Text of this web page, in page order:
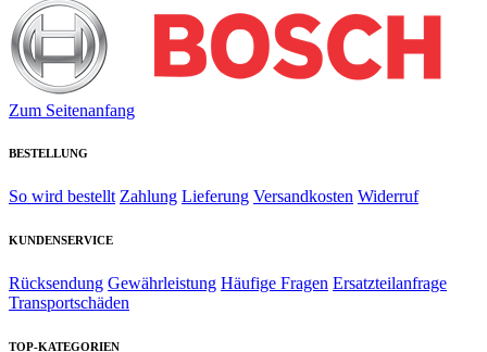
Zum Seitenanfang
BESTELLUNG
So wird bestellt Zahlung Lieferung Versandkosten Widerruf
KUNDENSERVICE
Rücksendung Gewährleistung Häufige Fragen Ersatzteilanfrage
Transportschäden
TOP-KATEGORIEN